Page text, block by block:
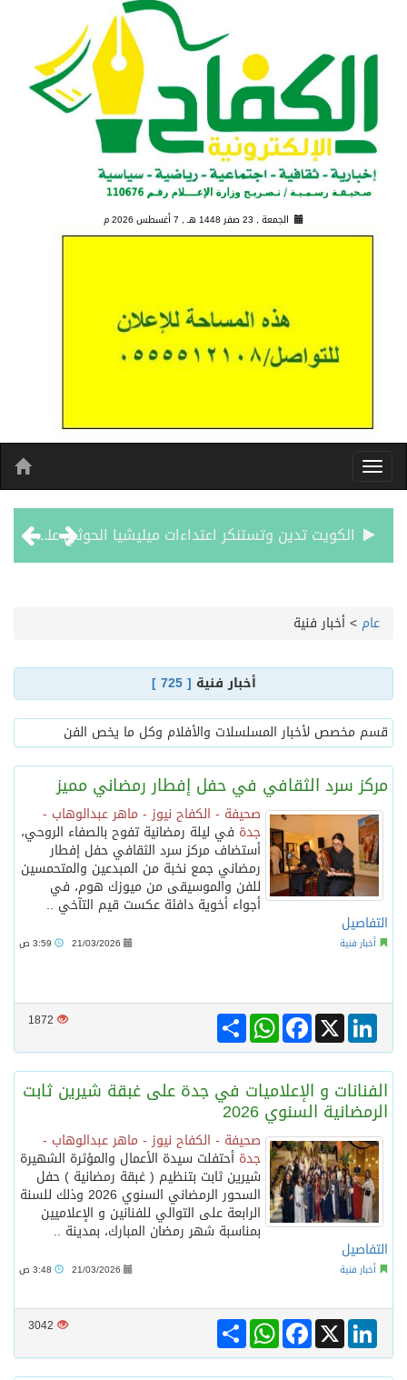
الجمعة , 23 صفر 1448 هـ , 7 أغسطس 2026 م
بيان مشترك لقمة مكة المكرمة للدفاع المشترك بين المملكة العربية السعودية والجمهورية التركية وجمهورية باكستان الإسلامية
الرئيس عبد الفتاح السيسى يستقبل ملك البحرين
تشغيل قطاري 809 / 810 علي خط( شربين / قلين ) بكامل بجمهورية مصر العربيةجداولها خلال يومي 6 – 7 أغسطس الجاري
نادي سباقات الخيل يوقّع اتفاقية رعاية مع تطبيق ميدان
الكويت تدين وتستنكر اعتداءات ميليشيا الحوثي على منطقة نجران: انتهاك صارخ لسيادة السعودية وسلامة أراضيها
عام >أخبار فنية
أخبار فنية [ 725 ]
قسم مخصص لأخبار المسلسلات والأفلام وكل ما يخص الفن
مركز سرد الثقافي في حفل إفطار رمضاني مميز
صحيفة - الكفاح نيوز - ماهر عبدالوهاب -
جدة في ليلة رمضانية تفوح بالصفاء الروحي،
أستضاف مركز سرد الثقافي حفل إفطار
رمضاني جمع نخبة من المبدعين والمتحمسين
للفن والموسيقى من ميوزك هوم، في
أجواء أخوية دافئة عكست قيم التآخي ..
التفاصيل
أخبار فنية 21/03/2026
1872 Share
WhatsAppFacebook X
LinkedIn
الفنانات و الإعلاميات في جدة على غبقة شيرين ثابت
الرمضانية السنوي 2026
صحيفة - الكفاح نيوز - ماهر عبدالوهاب -
جدة أحتفلت سيدة الأعمال والمؤثرة الشهيرة
شيرين ثابت بتنظيم ( غبقة رمضانية ) حفل
السحور الرمضاني السنوي 2026 وذلك للسنة
الرابعة على التوالي للفنانين و الإعلاميين
بمناسبة شهر رمضان المبارك، بمدينة ..
التفاصيل
أخبار فنية 21/03/2026
3042 Share
WhatsAppFacebook X
LinkedIn